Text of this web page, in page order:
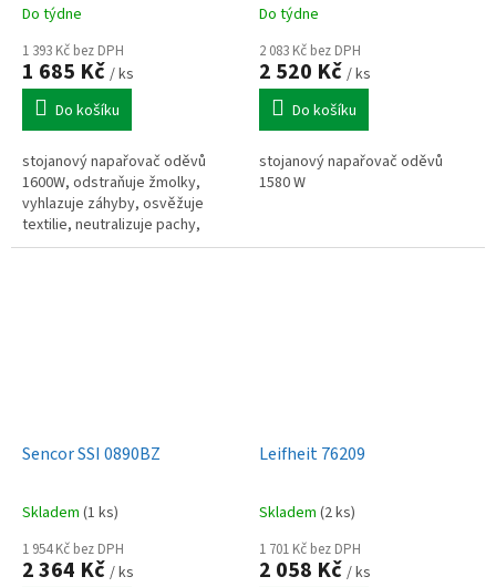
Do týdne
1 393 Kč bez DPH
1 685 Kč / ks
Do košíku
stojanový napařovač oděvů
1600W, odstraňuje žmolky,
vyhlazuje záhyby, osvěžuje
textilie, neutralizuje pachy,
redukuje bakterie, rychlý ohřev.
Do týdne
2 083 Kč bez DPH
2 520 Kč / ks
Do košíku
stojanový napařovač oděvů
1580 W
Sencor SSI 0890BZ
Skladem (1 ks)
1 954 Kč bez DPH
2 364 Kč / ks
Leifheit 76209
Skladem (2 ks)
1 701 Kč bez DPH
2 058 Kč / ks